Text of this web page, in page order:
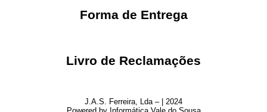
Forma de Entrega
Livro de Reclamações
J.A.S. Ferreira, Lda – | 2024